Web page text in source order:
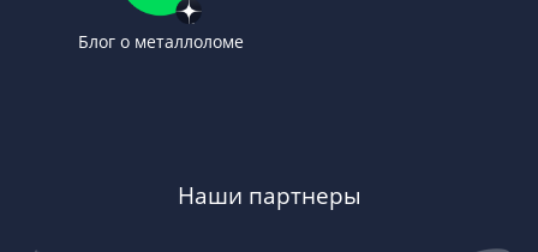
Блог о металлоломе
Наши партнеры